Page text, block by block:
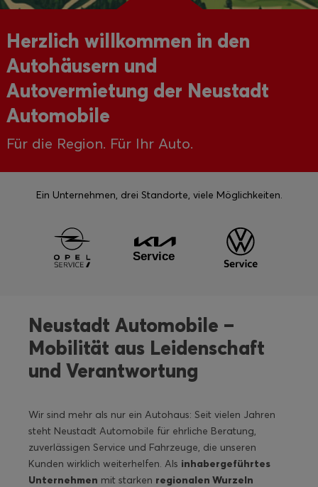
Herzlich willkommen in den
Autohäusern und
Autovermietung der Neustadt
Automobile
Für die Region. Für Ihr Auto.
Ein Unternehmen, drei Standorte, viele Möglichkeiten.
Neustadt Automobile –
Mobilität aus Leidenschaft
und Verantwortung
Wir sind mehr als nur ein Autohaus: Seit vielen Jahren
steht Neustadt Automobile für ehrliche Beratung,
zuverlässigen Service und Fahrzeuge, die unseren
Kunden wirklich weiterhelfen. Als inhabergeführtes
Unternehmen mit starken regionalen Wurzeln